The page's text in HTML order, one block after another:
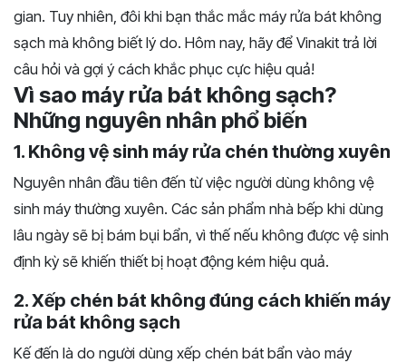
gian. Tuy nhiên, đôi khi bạn thắc mắc máy rửa bát không
sạch mà không biết lý do. Hôm nay, hãy để Vinakit trả lời
câu hỏi và gợi ý cách khắc phục cực hiệu quả!
Vì sao máy rửa bát không sạch?
Những nguyên nhân phổ biến
1. Không vệ sinh máy rửa chén thường xuyên
Nguyên nhân đầu tiên đến từ việc người dùng không vệ
sinh máy thường xuyên. Các sản phẩm nhà bếp khi dùng
lâu ngày sẽ bị bám bụi bẩn, vì thế nếu không được vệ sinh
định kỳ sẽ khiến thiết bị hoạt động kém hiệu quả.
2. Xếp chén bát không đúng cách khiến máy
rửa bát không sạch
Kế đến là do người dùng xếp chén bát bẩn vào máy